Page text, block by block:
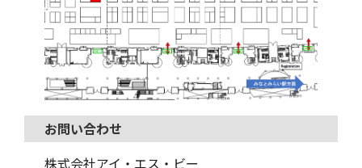
お問い合わせ
株式会社アイ・エス・ビー